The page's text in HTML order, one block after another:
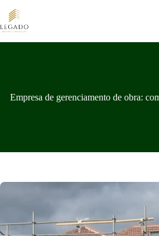
para
o
Empresa de gerenciamento de obra: